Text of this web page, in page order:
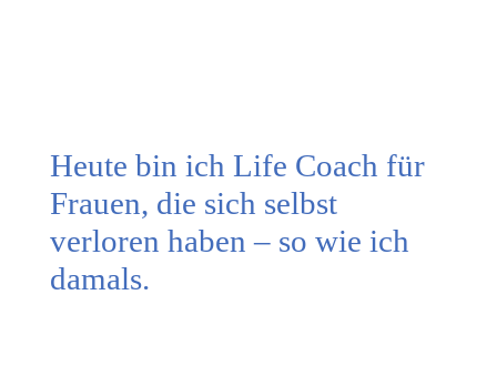
Heute bin ich Life Coach für
Frauen, die sich selbst
verloren haben – so wie ich
damals.